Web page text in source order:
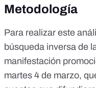
Metodología
Para realizar este
búsqueda inversa de
manifestación
martes 4 de marzo,